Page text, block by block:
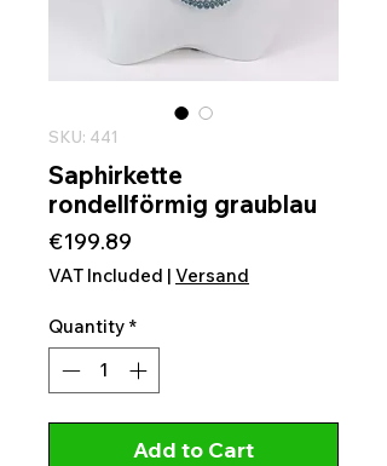
SKU: 441
Saphirkette
rondellförmig graublau
€199.89
VAT Included | Versand
Quantity *
Add to Cart